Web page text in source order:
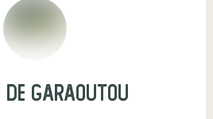
de Garaoutou